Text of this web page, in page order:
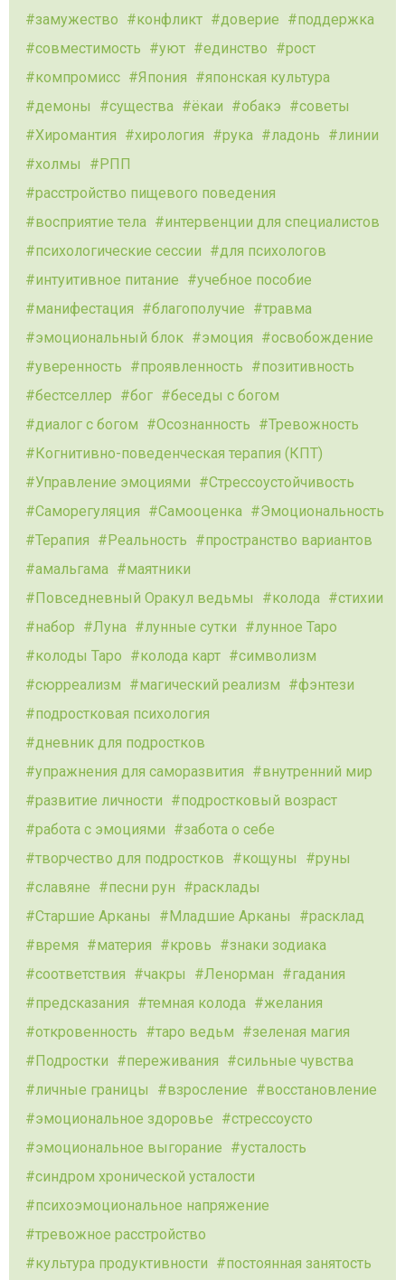
замужество
конфликт доверие
поддержка
совместимость
уют единство
рост
компромисс
Япония
японская культура
демоны
существа ёкаи обакэ
советы
Хиромантия
хирология рука ладонь
линии
холмы
РПП
расстройство пищевого поведения
восприятие тела
интервенции для специалистов
психологические сессии
для психологов
интуитивное питание
учебное пособие
манифестация
благополучие
травма
эмоциональный блок
эмоция
освобождение
уверенность
проявленность
позитивность
бестселлер
бог
беседы с богом
диалог с богом
Осознанность
Тревожность
Когнитивно-поведенческая терапия (КПТ)
Управление эмоциями
Стрессоустойчивость
Саморегуляция
Самооценка
Эмоциональность
Терапия
Реальность
пространство вариантов
амальгама
маятники
Повседневный Оракул ведьмы
колода
стихии
набор
Луна лунные сутки
лунное Таро
колоды Таро
колода карт
символизм
сюрреализм
магический реализм
фэнтези
подростковая психология
дневник для подростков
упражнения для саморазвития
внутренний мир
развитие личности
подростковый возраст
работа с эмоциями
забота о себе
творчество для подростков
кощуны
руны
славяне
песни рун
расклады
Старшие Арканы
Младшие Арканы
расклад
время
материя кровь
знаки зодиака
соответствия
чакры Ленорман
гадания
предсказания
темная колода
желания
откровенность
таро ведьм
зеленая магия
Подростки
переживания
сильные чувства
личные границы
взросление
восстановление
эмоциональное здоровье
стрессоусто
эмоциональное выгорание
усталость
синдром хронической усталости
психоэмоциональное напряжение
тревожное расстройство
культура продуктивности
постоянная занятость